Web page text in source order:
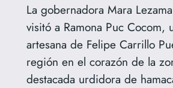
La gobernadora Mara
visitó a Ramona Puc Cocom,
artesana de Felipe Carrillo
región en el corazón de la
destacada urdidora de